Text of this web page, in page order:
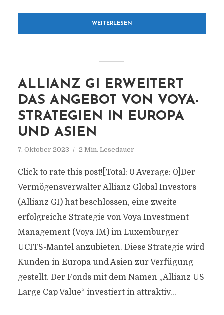
WEITERLESEN
ALLIANZ GI ERWEITERT
DAS ANGEBOT VON VOYA-
STRATEGIEN IN EUROPA
UND ASIEN
7. Oktober 2023 2 Min. Lesedauer
Click to rate this post![Total: 0 Average: 0]Der
Vermögensverwalter Allianz Global Investors
(Allianz GI) hat beschlossen, eine zweite
erfolgreiche Strategie von Voya Investment
Management (Voya IM) im Luxemburger
UCITS-Mantel anzubieten. Diese Strategie wird
Kunden in Europa und Asien zur Verfügung
gestellt. Der Fonds mit dem Namen „Allianz US
Large Cap Value“ investiert in attraktiv...